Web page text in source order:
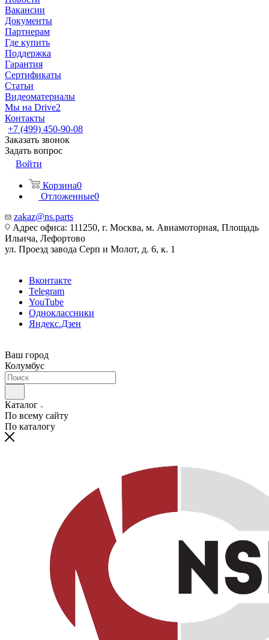
Вакансии
Документы
Партнерам
Где купить
Поддержка
Гарантия
Сертификаты
Статьи
Видеоматериалы
Мы на Drive2
Контакты
+7 (499) 450-90-08
Заказать звонок
Задать вопрос
Войти
Корзина0
Отложенные0
zakaz@ns.parts
Адрес офиса: 111250, г. Москва, м. Авиамоторная, Площадь
Ильича, Лефортово
ул. Проезд завода Серп и Молот, д. 6, к. 1
Вконтакте
Telegram
YouTube
Одноклассники
Яндекс.Дзен
Ваш город
Колумбус
Каталог
По всему сайту
По каталогу